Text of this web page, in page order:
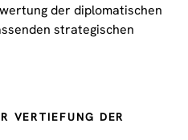
der diplomatischen
strategischen
VERTIEFUNG DER